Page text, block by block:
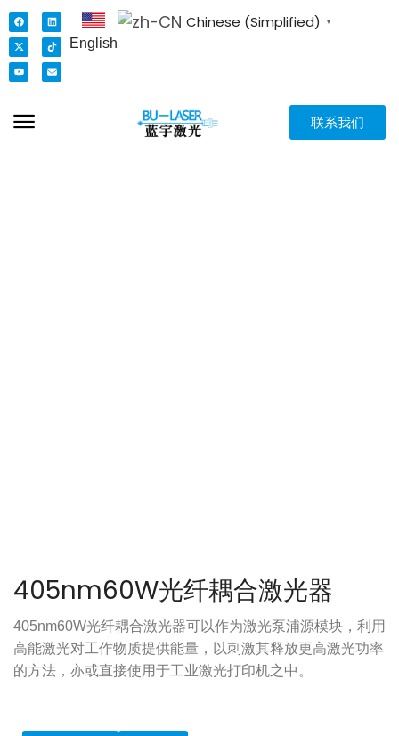
English
Chinese (Simplified) ▼
联系我们
405nm60W光纤耦合激光器
405nm60W光纤耦合激光器可以作为激光泵浦源模块，利用
高能激光对工作物质提供能量，以刺激其释放更高激光功率
的方法，亦或直接使用于工业激光打印机之中。